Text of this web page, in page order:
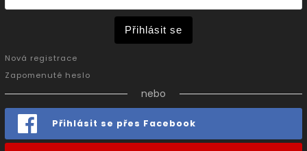
Přihlásit se
Nová registrace
Zapomenuté heslo
nebo
Přihlásit se přes Facebook